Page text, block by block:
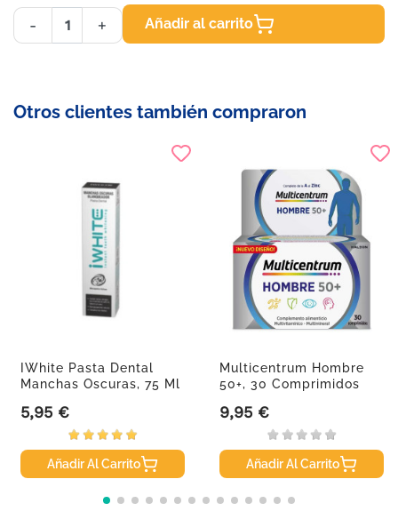
- + Añadir al carrito
Otros clientes también compraron
IWhite Pasta Dental
Manchas Oscuras, 75 Ml
Precio
5,95 €
Añadir Al Carrito
Multicentrum Hombre
50+, 30 Comprimidos
Precio
9,95 €
Añadir Al Carrito